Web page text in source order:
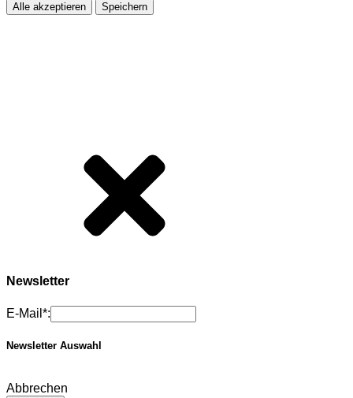
Alle akzeptieren Speichern
Newsletter
E-Mail*:
Newsletter Auswahl
Abbrechen